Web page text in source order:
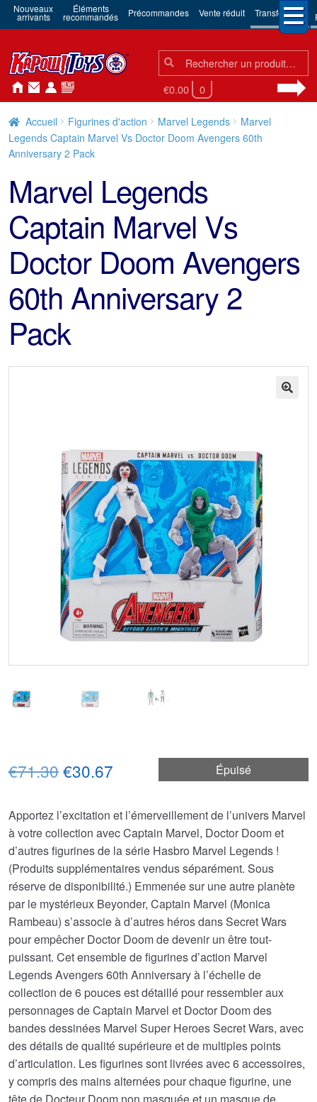
Nouveaux
arrivants
Éléments
recommandés Précommandes Vente réduit Transformers
Chercher:
Chercher
€0.00 0
Accueil Figurines d'action Marvel Legends
Marvel
Legends Captain Marvel Vs Doctor Doom Avengers 60th
Anniversary 2 Pack
Marvel Legends
Captain Marvel Vs
Doctor Doom Avengers
60th Anniversary 2
Pack
Épuisé
€71.30Le
initial
était :
€71.30.
€30.67
actuel
est :
€30.67.
Apportez l’excitation et l’émerveillement de l’univers Marvel
à votre collection avec Captain Marvel, Doctor Doom et
d’autres figurines de la série Hasbro Marvel Legends !
(Produits supplémentaires vendus séparément. Sous
réserve de disponibilité.) Emmenée sur une autre planète
par le mystérieux Beyonder, Captain Marvel (Monica
Rambeau) s’associe à d’autres héros dans Secret Wars
pour empêcher Doctor Doom de devenir un être tout-
puissant. Cet ensemble de figurines d’action Marvel
Legends Avengers 60th Anniversary à l’échelle de
collection de 6 pouces est détaillé pour ressembler aux
personnages de Captain Marvel et Doctor Doom des
bandes dessinées Marvel Super Heroes Secret Wars, avec
des détails de qualité supérieure et de multiples points
d’articulation. Les figurines sont livrées avec 6 accessoires,
y compris des mains alternées pour chaque figurine, une
tête de Docteur Doom non masquée et un masque de